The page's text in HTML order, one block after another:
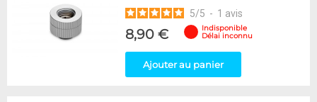
5/5 - 1 avis
8,90 €
Indisponible
Délai inconnu
Ajouter au panier